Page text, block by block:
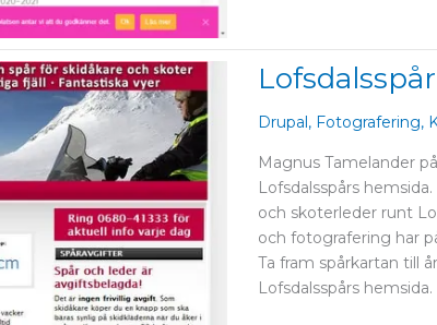
Lofsdalsspår
Drupal, Fotografering,
Magnus Tamelander
Lofsdalsspårs
och skoterleder runt
och fotografering har
Ta fram spårkartan till
Lofsdalsspårs hemsida.
Lofsdalsspår